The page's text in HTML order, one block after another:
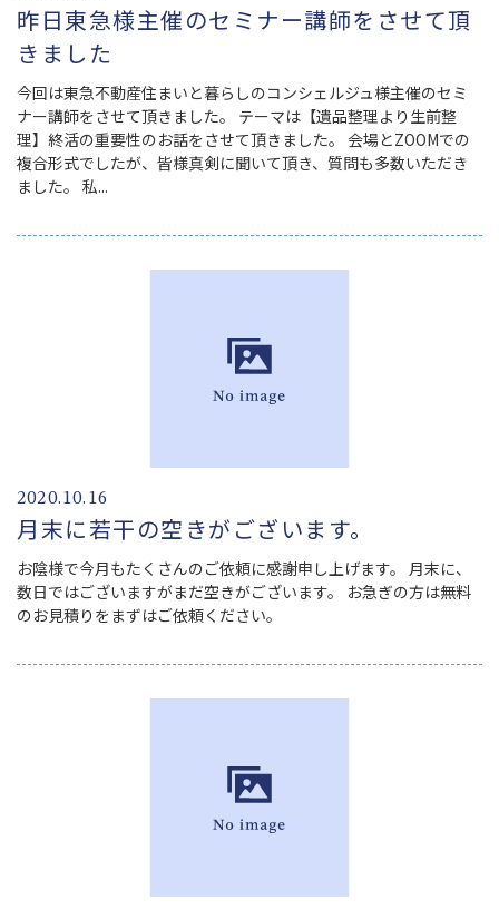
昨日東急様主催のセミナー講師をさせて頂
きました
今回は東急不動産住まいと暮らしのコンシェルジュ様主催のセミ
ナー講師をさせて頂きました。 テーマは【遺品整理より生前整
理】終活の重要性のお話をさせて頂きました。 会場とZOOMでの
複合形式でしたが、皆様真剣に聞いて頂き、質問も多数いただき
ました。 私...
2020.10.16
月末に若干の空きがございます。
お陰様で今月もたくさんのご依頼に感謝申し上げます。 月末に、
数日ではございますがまだ空きがございます。 お急ぎの方は無料
のお見積りをまずはご依頼ください。